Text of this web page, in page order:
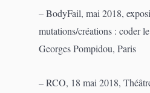
– BodyFail, mai 2018,
mutations/créations : coder
Georges Pompidou, Paris
– RCO, 18 mai 2018,